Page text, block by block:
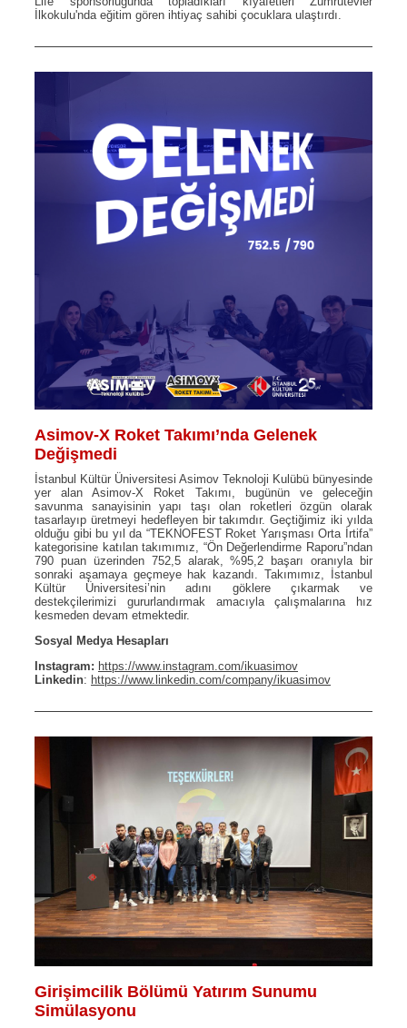
İlkokulu'nda eğitim gören ihtiyaç sahibi çocuklara ulaştırdı.
Asimov-X Roket Takımı’nda Gelenek
Değişmedi
İstanbul Kültür Üniversitesi Asimov Teknoloji Kulübü bünyesinde
yer alan Asimov-X Roket Takımı, bugünün ve geleceğin
savunma sanayisinin yapı taşı olan roketleri özgün olarak
tasarlayıp üretmeyi hedefleyen bir takımdır. Geçtiğimiz iki yılda
olduğu gibi bu yıl da “TEKNOFEST Roket Yarışması Orta İrtifa”
kategorisine katılan takımımız, “Ön Değerlendirme Raporu”ndan
790 puan üzerinden 752,5 alarak, %95,2 başarı oranıyla bir
sonraki aşamaya geçmeye hak kazandı. Takımımız, İstanbul
Kültür Üniversitesi’nin adını göklere çıkarmak ve
destekçilerimizi gururlandırmak amacıyla çalışmalarına hız
kesmeden devam etmektedir.
Sosyal Medya Hesapları
Instagram: https://www.instagram.com/ikuasimov
Linkedin: https://www.linkedin.com/company/ikuasimov
Girişimcilik Bölümü Yatırım Sunumu
Simülasyonu